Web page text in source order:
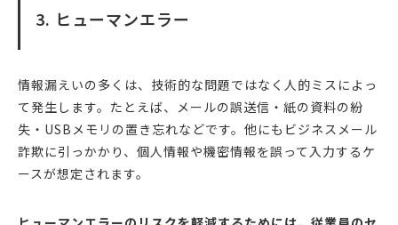
3. ヒューマンエラー
情報漏えいの多くは、技術的な問題ではなく人的ミスによっ
て発生します。たとえば、メールの誤送信・紙の資料の紛
失・USBメモリの置き忘れなどです。他にもビジネスメール
詐欺に引っかかり、個人情報や機密情報を誤って入力するケ
ースが想定されます。